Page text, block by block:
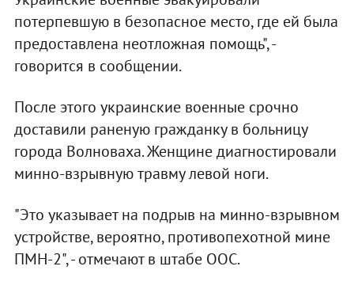
потерпевшую в безопасное место, где ей была
предоставлена неотложная помощь", -
говорится в сообщении.
После этого украинские военные срочно
доставили раненую гражданку в больницу
города Волноваха. Женщине диагностировали
минно-взрывную травму левой ноги.
"Это указывает на подрыв на минно-взрывном
устройстве, вероятно, противопехотной мине
ПМН-2", - отмечают в штабе ООС.